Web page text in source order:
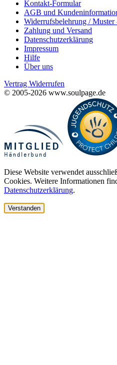
Kontakt-Formular
AGB und
Widerrufsbelehrung /
Zahlung und Versand
Datenschutzerklärung
Impressum
Hilfe
Über uns
Vertrag Widerrufen
© 2005-2026 www.soulpage.de
Diese Website verwendet
Cookies. Weitere Informationen
Datenschutzerklärung.
Verstanden